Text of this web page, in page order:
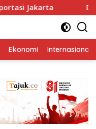
Di Antara
Ekonomi Internasional